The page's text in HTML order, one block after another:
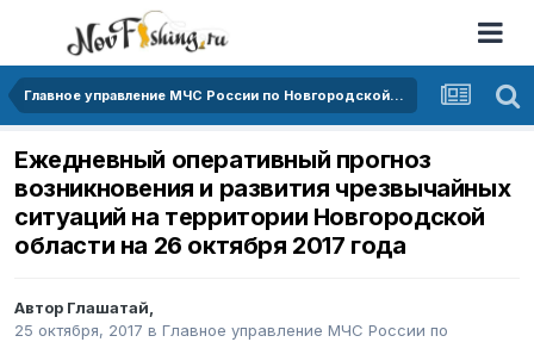
Главное управление МЧС России по Новгородской области
Ежедневный оперативный прогноз
возникновения и развития чрезвычайных
ситуаций на территории Новгородской
области на 26 октября 2017 года
Автор Глашатай,
25 октября, 2017 в Главное управление МЧС России по